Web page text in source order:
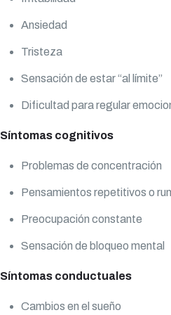
Ansiedad
Tristeza
Sensación de estar “al límite”
Dificultad para regular
Síntomas cognitivos
Problemas de concentración
Pensamientos repetitivos o
Preocupación constante
Sensación de bloqueo mental
Síntomas conductuales
Cambios en el sueño